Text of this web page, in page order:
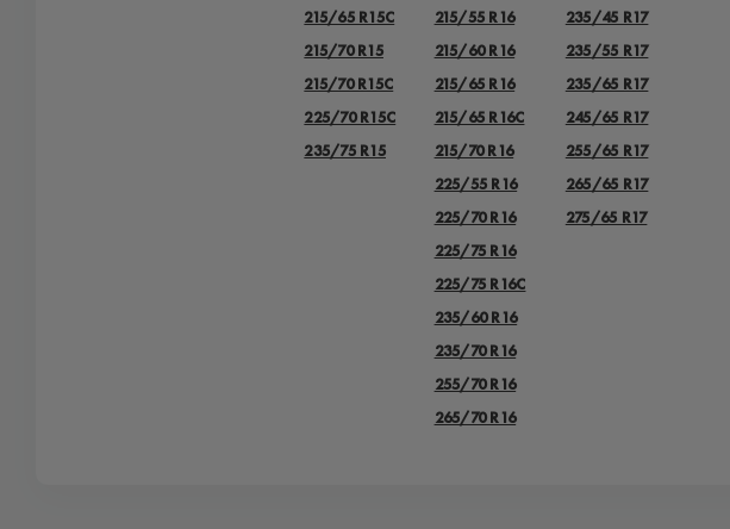
215/65 R15C
215/70 R15
215/70 R15C
225/70 R15C
235/75 R15
215/55 R16
215/60 R16
215/65 R16
215/65 R16C
215/70 R16
225/55 R16
225/70 R16
225/75 R16
225/75 R16С
235/60 R16
235/70 R16
255/70 R16
265/70 R16
235/45 R17
235/55 R17
235/65 R17
245/65 R17
255/65 R17
265/65 R17
275/65 R17